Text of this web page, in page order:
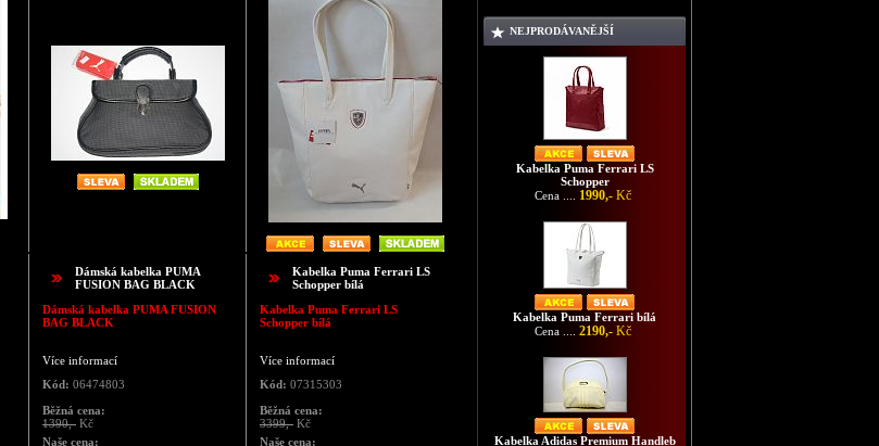
Dámská kabelka PUMA
FUSION BAG BLACK
Dámská kabelka PUMA FUSION
BAG BLACK
Více informací
Kód: 06474803
Běžná cena:
1390,- Kč
Naše cena:
Kabelka Puma Ferrari LS
Schopper bílá
Kabelka Puma Ferrari LS
Schopper bílá
Více informací
Kód: 07315303
Běžná cena:
3399,- Kč
Naše cena:
NEJPRODÁVANĚJŠÍ
Kabelka Puma Ferrari LS
Schopper
Cena .... 1990,- Kč
Kabelka Puma Ferrari bílá
Cena .... 2190,- Kč
Kabelka Adidas Premium Handleb